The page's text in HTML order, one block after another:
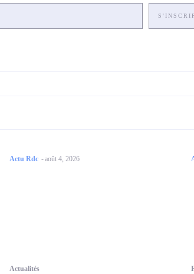
Actu Rdc -août 4, 2026
Actualités